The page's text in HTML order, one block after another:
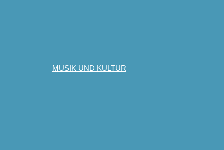
MUSIK UND KULTUR